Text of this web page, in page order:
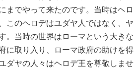
までやって来たのです。当時はヘロ
このヘロデはユダヤ人ではなく、ヤ
。当時の世界はローマという大きな
に取り入り、ローマ政府の助けを得
ダヤの人々はヘロデ王を尊敬しませ